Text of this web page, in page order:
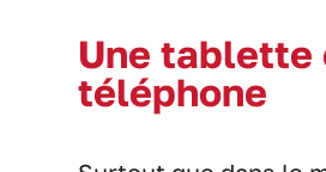
Une tablette
téléphone